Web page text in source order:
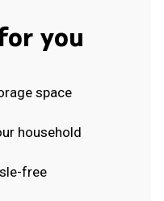
you
space
household
free